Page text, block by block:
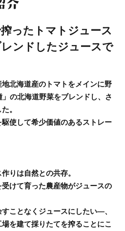
ったトマトジュース
ンドしたジュースで
北海道産のトマトをメインに野
の北海道野菜をブレンドし、さ
。
使して希少価値のあるストレー
りは自然との共存。
けて育った農産物がジュースの
ことなくジュースにしたい―、
を建て採りたてを搾ることにこ